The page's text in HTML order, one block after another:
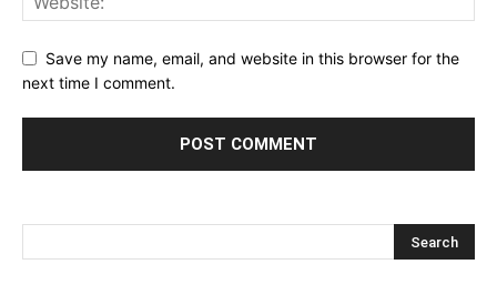
Save my name, email, and website in this browser for the
next time I comment.